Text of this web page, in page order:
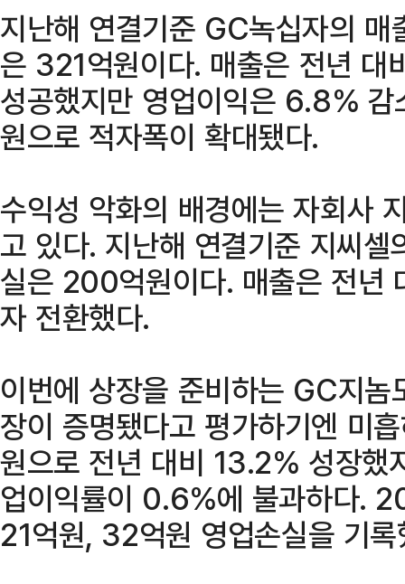
지난해 연결기준 GC녹십자의
은 321억원이다. 매출은 전년
성공했지만 영업이익은 6.8%
원으로 적자폭이 확대됐다.
수익성 악화의 배경에는 자회사
고 있다. 지난해 연결기준 지씨
실은 200억원이다. 매출은 전년
자 전환했다.
이번에 상장을 준비하는 GC지
장이 증명됐다고 평가하기엔 미
원으로 전년 대비 13.2% 성장했
업이익률이 0.6%에 불과하다.
21억원, 32억원 영업손실을 기록